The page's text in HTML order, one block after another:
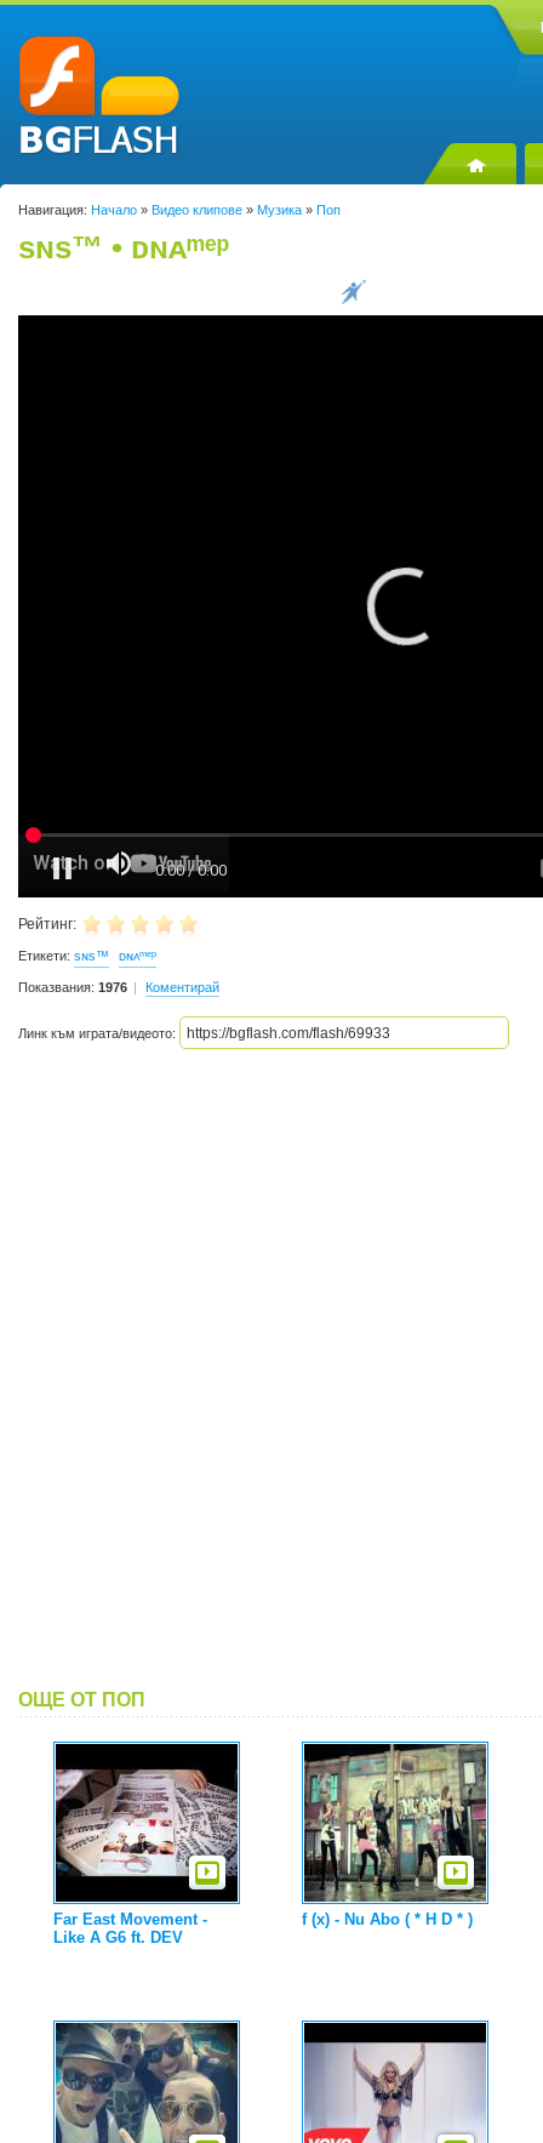
Навигация: Начало » Видео клипове » Музика » Поп
ѕɴѕ™ • ᴅɴᴀᵐᵉᵖ
Рейтинг:
Етикети: ѕɴѕ™ ᴅɴᴀᵐᵉᵖ
Показвания: 1976 Коментирай
Линк към играта/видеото:
ОЩЕ ОТ ПОП
Far East Movement -
Like A G6 ft. DEV
f (x) - Nu Abo ( * H D * )